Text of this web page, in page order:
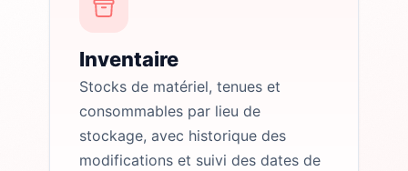
Inventaire
Stocks de matériel, tenues et
consommables par lieu de
stockage, avec historique des
modifications et suivi des dates de